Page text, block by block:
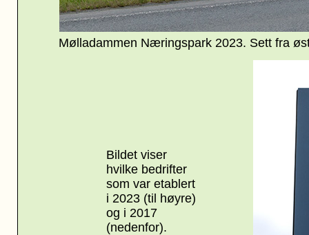
Mølladammen Næringspark 2023. Sett fra
Bildet viser
hvilke bedrifter
som var etablert
i 2023 (til høyre)
og i 2017
(nedenfor).